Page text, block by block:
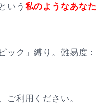
という 私のようなあなた
ック」縛り。難易度：
ご利用ください。